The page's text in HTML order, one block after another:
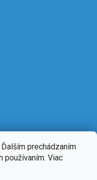
prechádzaním
používaním. Viac